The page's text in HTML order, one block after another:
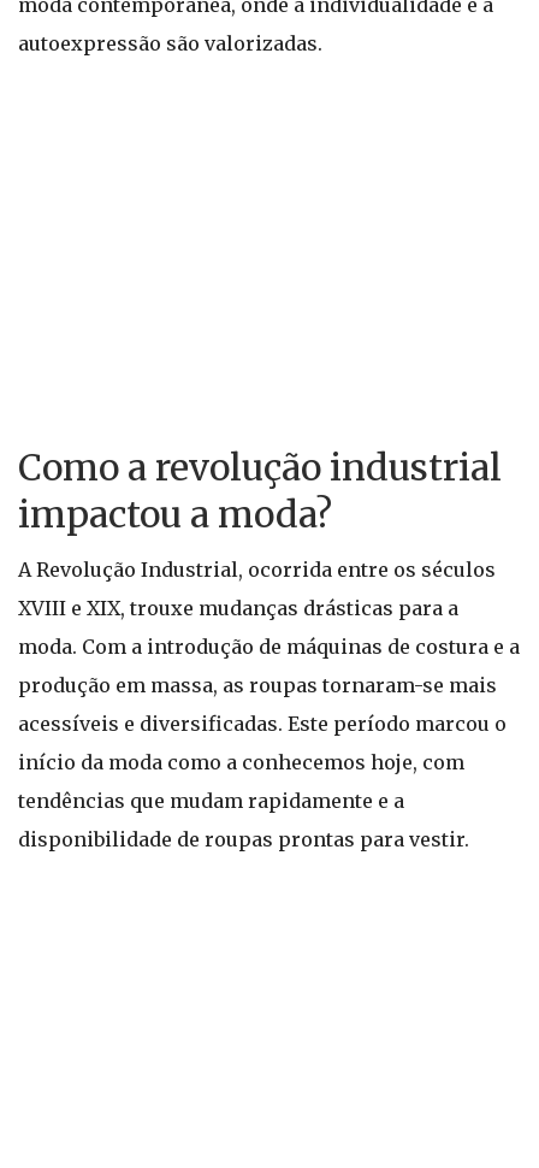
moda contemporânea, onde a individualidade e a
autoexpressão são valorizadas.
Como a revolução industrial
impactou a moda?
A Revolução Industrial, ocorrida entre os séculos
XVIII e XIX, trouxe mudanças drásticas para a
moda. Com a introdução de máquinas de costura e a
produção em massa, as roupas tornaram-se mais
acessíveis e diversificadas. Este período marcou o
início da moda como a conhecemos hoje, com
tendências que mudam rapidamente e a
disponibilidade de roupas prontas para vestir.